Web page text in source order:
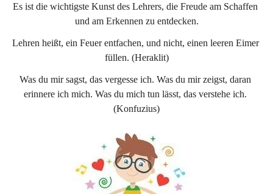
e
n
e
n
a
Es ist die wichtigste Kunst des Lehrers, die Freude am Schaffen
und am Erkennen zu entdecken.
Lehren heißt, ein Feuer entfachen, und nicht, einen leeren Eimer
füllen. (Heraklit)
Was du mir sagst, das vergesse ich. Was du mir zeigst, daran
erinnere ich mich. Was du mich tun lässt, das verstehe ich.
(Konfuzius)